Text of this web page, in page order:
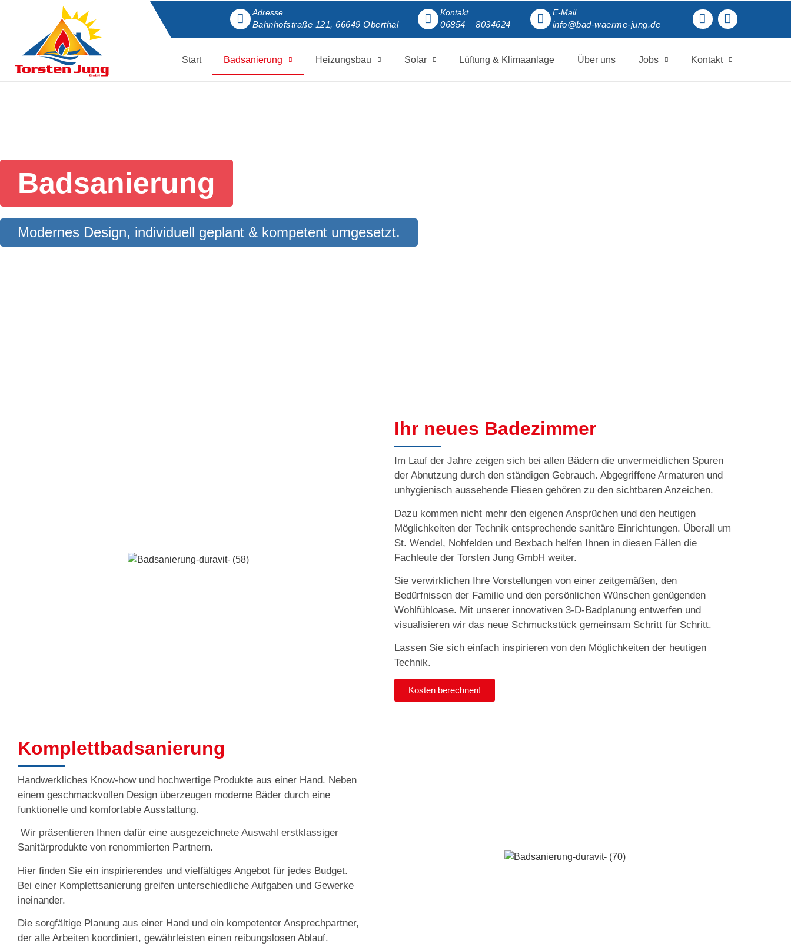
Adresse
Bahnhofstraße 121, 66649 Oberthal
Kontakt
06854 – 8034624
E-Mail
info@bad-waerme-jung.de
Start Badsanierung Heizungsbau Solar Lüftung & Klimaanlage Über uns Jobs Kontakt
Badsanierung
Modernes Design, individuell geplant & kompetent umgesetzt.
Ihr neues Badezimmer
Im Lauf der Jahre zeigen sich bei allen Bädern die unvermeidlichen Spuren
der Abnutzung durch den ständigen Gebrauch. Abgegriffene Armaturen und
unhygienisch aussehende Fliesen gehören zu den sichtbaren Anzeichen.
Dazu kommen nicht mehr den eigenen Ansprüchen und den heutigen
Möglichkeiten der Technik entsprechende sanitäre Einrichtungen. Überall um
St. Wendel, Nohfelden und Bexbach helfen Ihnen in diesen Fällen die
Fachleute der Torsten Jung GmbH weiter.
Sie verwirklichen Ihre Vorstellungen von einer zeitgemäßen, den
Bedürfnissen der Familie und den persönlichen Wünschen genügenden
Wohlfühloase. Mit unserer innovativen 3-D-Badplanung entwerfen und
visualisieren wir das neue Schmuckstück gemeinsam Schritt für Schritt.
Lassen Sie sich einfach inspirieren von den Möglichkeiten der heutigen
Technik.
Kosten berechnen!
Komplettbadsanierung
Handwerkliches Know-how und hochwertige Produkte aus einer Hand. Neben
einem geschmackvollen Design überzeugen moderne Bäder durch eine
funktionelle und komfortable Ausstattung.
Wir präsentieren Ihnen dafür eine ausgezeichnete Auswahl erstklassiger
Sanitärprodukte von renommierten Partnern.
Hier finden Sie ein inspirierendes und vielfältiges Angebot für jedes Budget.
Bei einer Komplettsanierung greifen unterschiedliche Aufgaben und Gewerke
ineinander.
Die sorgfältige Planung aus einer Hand und ein kompetenter Ansprechpartner,
der alle Arbeiten koordiniert, gewährleisten einen reibungslosen Ablauf.